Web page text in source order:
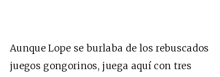
Aunque Lope se burlaba de los rebuscados
juegos gongorinos, juega aquí con tres